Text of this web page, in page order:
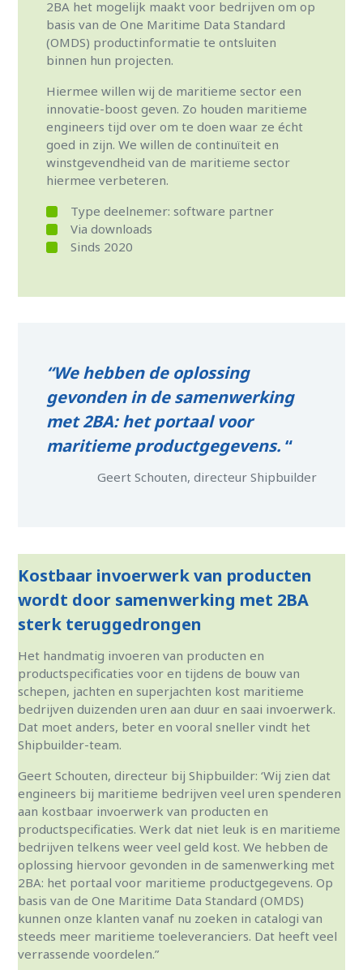
2BA het mogelijk maakt voor bedrijven om op
basis van de One Maritime Data Standard
(OMDS) productinformatie te ontsluiten
binnen hun projecten.
Hiermee willen wij de maritieme sector een
innovatie-boost geven. Zo houden maritieme
engineers tijd over om te doen waar ze écht
goed in zijn. We willen de continuïteit en
winstgevendheid van de maritieme sector
hiermee verbeteren.
Type deelnemer: software partner
Via downloads
Sinds 2020
“We hebben de oplossing
gevonden in de samenwerking
met 2BA: het portaal voor
maritieme productgegevens.“
Geert Schouten, directeur Shipbuilder
Kostbaar invoerwerk van producten
wordt door samenwerking met 2BA
sterk teruggedrongen
Het handmatig invoeren van producten en
productspecificaties voor en tijdens de bouw van
schepen, jachten en superjachten kost maritieme
bedrijven duizenden uren aan duur en saai invoerwerk.
Dat moet anders, beter en vooral sneller vindt het
Shipbuilder-team.
Geert Schouten, directeur bij Shipbuilder: ‘Wij zien dat
engineers bij maritieme bedrijven veel uren spenderen
aan kostbaar invoerwerk van producten en
productspecificaties. Werk dat niet leuk is en maritieme
bedrijven telkens weer veel geld kost. We hebben de
oplossing hiervoor gevonden in de samenwerking met
2BA: het portaal voor maritieme productgegevens. Op
basis van de One Maritime Data Standard (OMDS)
kunnen onze klanten vanaf nu zoeken in catalogi van
steeds meer maritieme toeleveranciers. Dat heeft veel
verrassende voordelen.”